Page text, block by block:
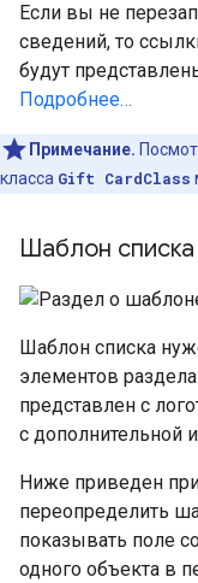
Если вы не
сведений, то
будут
Подробнее…
Примечание.
класса Gift CardClass
Шаблон списка
Шаблон списка
элементов
представлен с
с дополнительной
Ниже приведен
переопределить
показывать поле
одного объекта в